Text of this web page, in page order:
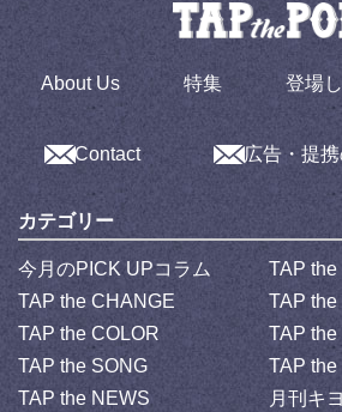
About Us 特集 登場
Contact 広告・提
カテゴリー
今月のPICK UPコラム
TAP
TAP the CHANGE
TAP
TAP the COLOR
TAP the
TAP the SONG
TAP
TAP the NEWS
月刊キ